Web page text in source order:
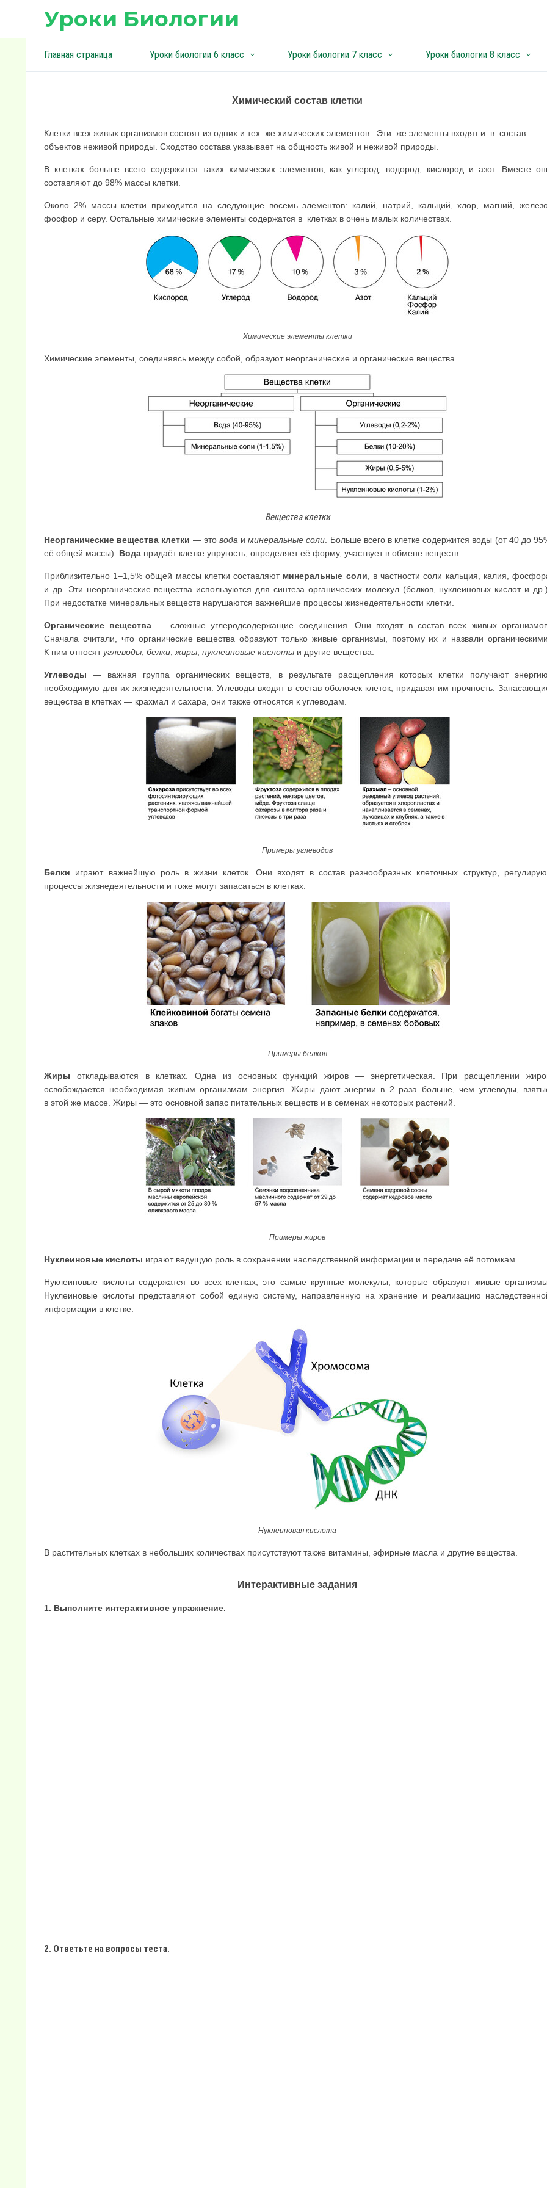
Уроки Биологии
Главная страница Уроки биологии 6 класс keyboard_arrow_down Уроки биологии 7 класс keyboard_arrow_down Уроки биологии 8 класс keyboard_arrow_down
Химический состав клетки
Клетки всех живых организмов состоят из одних и тех же химических элементов. Эти же элементы входят и в состав
объектов неживой природы. Сходство состава указывает на общность живой и неживой природы.
В клетках больше всего содержится таких химических элементов, как углерод, водород, кислород и азот. Вместе
составляют до 98% массы клетки.
Около 2% массы клетки приходится на следующие восемь элементов: калий, натрий, кальций, хлор, магний,
фосфор и серу. Остальные химические элементы содержатся в клетках в очень малых количествах.
Химические элементы клетки
Химические элементы, соединяясь между собой, образуют неорганиче­ские и органические вещества.
Вещества клетки
Неорганические вещества клетки — это вода иминеральные соли . Больше всего в клетке содержится воды (от 40 до
её общей массы). Вода придаёт клетке упругость, определяет её форму, участвует в обмене веществ.
Приблизительно 1–1,5% общей массы клетки составляют минеральные соли , в частности соли кальция, калия,
и др. Эти неорганические вещества используются для синтеза органических молекул (белков, нуклеи­новых кислот и
При недостатке минеральных веществ нарушаются важнейшие процессы жизнедеятельности клетки.
Органические вещества — сложные углеродсодержащие соединения. Они входят в состав всех живых
Сначала считали, что органические вещества образуют только живые организмы, поэтому их и назвали
К ним относятуглеводы белки жиры нуклеиновые кислоты и другие вещества.
Углеводы— важная группа органических веществ, в результате расще­пления которых клетки получают
необходимую для их жизнедея­тельности. Углеводы входят в состав оболочек клеток, придавая им проч­ность.
вещества в клетках — крахмал и сахара, они также относятся к углеводам.
Примеры углеводов
Белки играют важнейшую роль в жизни клеток. Они входят в состав раз­нообразных клеточных структур,
процессы жизнедеятельности и тоже могут запасаться в клетках.
Примеры белков
Жиры откладываются в клетках. Одна из основных функций жиров — энергетическая. При расщеплении
освобождается необходимая живым организмам энергия. Жиры дают энергии в 2 раза больше, чем углеводы,
в этой же массе. Жиры — это основной запас питательных веществ и в семенах некоторых растений.
Примеры жиров
Нуклеиновые кислоты играют ведущую роль в сохранении наследствен­ной информации и передаче её потомкам.
Нуклеиновые кислоты содержатся во всех клетках, это самые крупные молекулы, которые образуют живые
Нуклеиновые кислоты пред­ставляют собой единую систему, направленную на хранение и реализацию
информации в клетке.
Нуклеиновая кислота
В растительных клетках в небольших количествах присутствуют также витамины, эфирные масла и другие вещества.
Интерактивные задания
1. Выполните интерактивное упражнение.
2. Ответьте на вопросы теста.